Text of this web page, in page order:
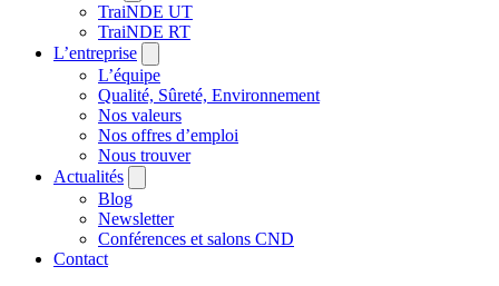
TraiNDE UT
TraiNDE RT
L’entreprise
L’équipe
Qualité, Sûreté, Environnement
Nos valeurs
Nos offres d’emploi
Nous trouver
Actualités
Blog
Newsletter
Conférences et salons CND
Contact